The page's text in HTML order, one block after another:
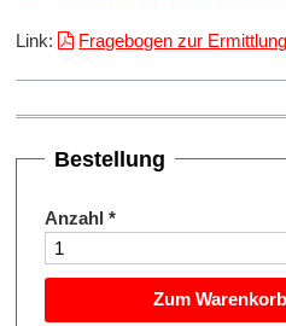
Link: Fragebogen zur
Bestellung
Anzahl *
Zum